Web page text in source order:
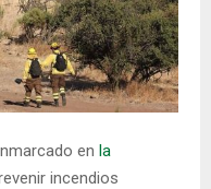
en la
incendios